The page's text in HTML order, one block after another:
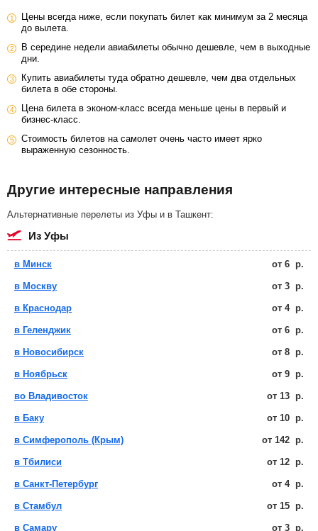
Цены всегда ниже, если покупать билет как минимум за 2 месяца
до вылета.
В середине недели авиабилеты обычно дешевле, чем в выходные
дни.
Купить авиабилеты туда обратно дешевле, чем два отдельных
билета в обе стороны.
Цена билета в эконом-класс всегда меньше цены в первый и
бизнес-класс.
Стоимость билетов на самолет очень часто имеет ярко
выраженную сезонность.
Другие интересные направления
Альтернативные перелеты из Уфы и в Ташкент:
из Уфы
в Минск от 6 р.
в Москву от 3 р.
в Краснодар от 4 р.
в Геленджик от 6 р.
в Новосибирск от 8 р.
в Ноябрьск от 9 р.
во Владивосток от 13 р.
в Баку от 10 р.
в Симферополь (Крым) от 142 р.
в Тбилиси от 12 р.
в Санкт-Петербург от 4 р.
в Стамбул от 15 р.
в Самару от 3 р.